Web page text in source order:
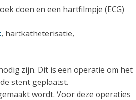
doen en een hartfilmpje (ECG)
, hartkatheterisatie,
zijn. Dit is een operatie om het
stent geplaatst.
wordt. Voor deze operaties